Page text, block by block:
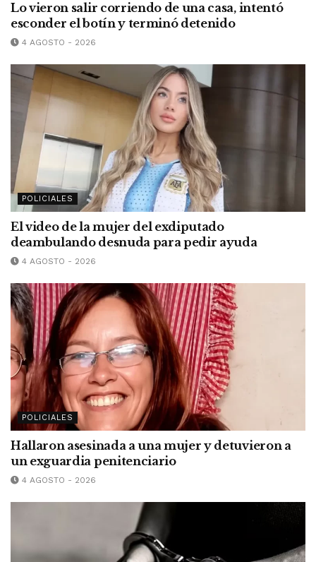
Lo vieron salir corriendo de una casa, intentó
esconder el botín y terminó detenido
4 AGOSTO - 2026
POLICIALES
El video de la mujer del exdiputado
deambulando desnuda para pedir ayuda
4 AGOSTO - 2026
POLICIALES
Hallaron asesinada a una mujer y detuvieron a
un exguardia penitenciario
4 AGOSTO - 2026